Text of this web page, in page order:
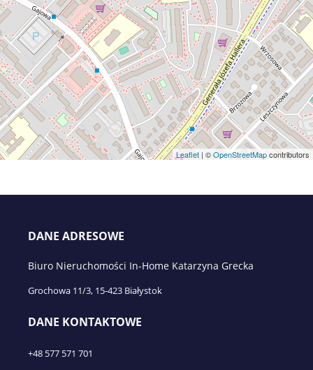
Leaflet | ©OpenStreetMapcontributors
DANE ADRESOWE
Biuro Nieruchomości In-Home Katarzyna Grecka
Grochowa 11/3, 15-423 Białystok
DANE KONTAKTOWE
+48 577 571 701